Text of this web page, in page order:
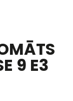
9 E3